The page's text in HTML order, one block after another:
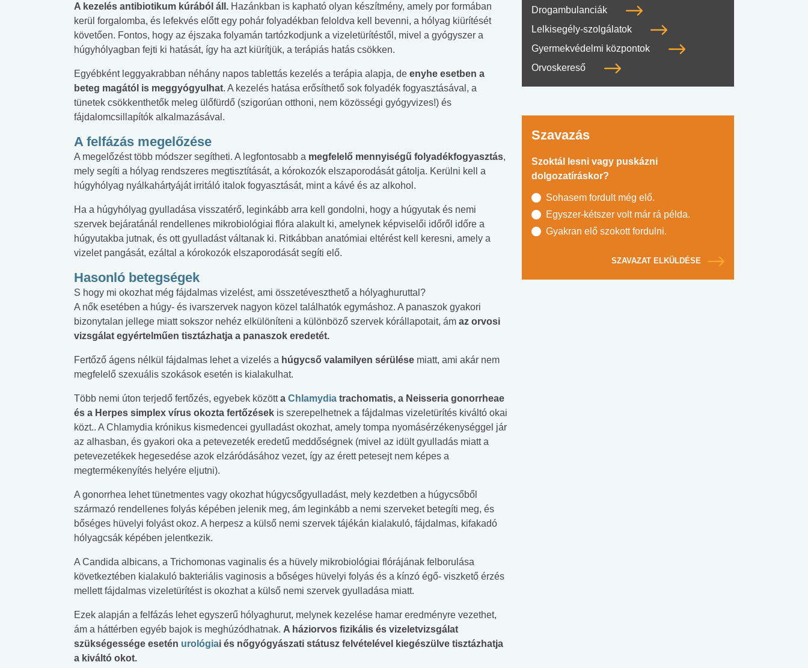
A kezelés antibiotikum kúrából áll. Hazánkban is kapható olyan készítmény, amely por formában
kerül forgalomba, és lefekvés előtt egy pohár folyadékban feloldva kell bevenni, a hólyag kiürítését
követően. Fontos, hogy az éjszaka folyamán tartózkodjunk a vizeletürítéstől, mivel a gyógyszer a
húgyhólyagban fejti ki hatását, így ha azt kiürítjük, a terápiás hatás csökken.
Egyébként leggyakrabban néhány napos tablettás kezelés a terápia alapja, de enyhe esetben a
beteg magától is meggyógyulhat. A kezelés hatása erősíthető sok folyadék fogyasztásával, a
tünetek csökkenthetők meleg ülőfürdő (szigorúan otthoni, nem közösségi gyógyvizes!) és
fájdalomcsillapítók alkalmazásával.
A felfázás megelőzése
A megelőzést több módszer segítheti. A legfontosabb a megfelelő mennyiségű folyadékfogyasztás,
mely segíti a hólyag rendszeres megtisztítását, a kórokozók elszaporodását gátolja. Kerülni kell a
húgyhólyag nyálkahártyáját irritáló italok fogyasztását, mint a kávé és az alkohol.
Ha a húgyhólyag gyulladása visszatérő, leginkább arra kell gondolni, hogy a húgyutak és nemi
szervek bejáratánál rendellenes mikrobiológiai flóra alakult ki, amelynek képviselői időről időre a
húgyutakba jutnak, és ott gyulladást váltanak ki. Ritkábban anatómiai eltérést kell keresni, amely a
vizelet pangását, ezáltal a kórokozók elszaporodását segíti elő.
Hasonló betegségek
S hogy mi okozhat még fájdalmas vizelést, ami összetéveszthető a hólyaghuruttal?
A nők esetében a húgy- és ivarszervek nagyon közel találhatók egymáshoz. A panaszok gyakori
bizonytalan jellege miatt sokszor nehéz elkülöníteni a különböző szervek kórállapotait, ám az orvosi
vizsgálat egyértelműen tisztázhatja a panaszok eredetét.
Fertőző ágens nélkül fájdalmas lehet a vizelés a húgycső valamilyen sérülése miatt, ami akár nem
megfelelő szexuális szokások esetén is kialakulhat.
Több nemi úton terjedő fertőzés, egyebek közötta Chlamydia trachomatis, a Neisseria gonorrheae
és a Herpes simplex vírus okozta fertőzések is szerepelhetnek a fájdalmas vizeletürítés kiváltó okai
közt.. A Chlamydia krónikus kismedencei gyulladást okozhat, amely tompa nyomásérzékenységgel jár
az alhasban, és gyakori oka a petevezeték eredetű meddőségnek (mivel az idült gyulladás miatt a
petevezetékek hegesedése azok elzáródásához vezet, így az érett petesejt nem képes a
megtermékenyítés helyére eljutni).
A gonorrhea lehet tünetmentes vagy okozhat húgycsőgyulladást, mely kezdetben a húgycsőből
származó rendellenes folyás képében jelenik meg, ám leginkább a nemi szerveket betegíti meg, és
bőséges hüvelyi folyást okoz. A herpesz a külső nemi szervek tájékán kialakuló, fájdalmas, kifakadó
hólyagcsák képében jelentkezik.
A Candida albicans, a Trichomonas vaginalis és a hüvely mikrobiológiai flórájának felborulása
következtében kialakuló bakteriális vaginosis a bőséges hüvelyi folyás és a kínzó égő- viszkető érzés
mellett fájdalmas vizeletürítést is okozhat a külső nemi szervek gyulladása miatt.
Ezek alapján a felfázás lehet egyszerű hólyaghurut, melynek kezelése hamar eredményre vezethet,
ám a háttérben egyéb bajok is meghúzódhatnak. A háziorvos fizikális és vizeletvizsgálat
szükségessége esetén urológiai és nőgyógyászati státusz felvételével kiegészülve tisztázhatja
a kiváltó okot.
Drogambulanciák
Lelkisegély-szolgálatok
Gyermekvédelmi központok
Orvoskereső
Szavazás
Szoktál lesni vagy puskázni
dolgozatíráskor?
Sohasem fordult még elő.
Egyszer-kétszer volt már rá példa.
Gyakran elő szokott fordulni.
SZAVAZAT ELKÜLDÉSE